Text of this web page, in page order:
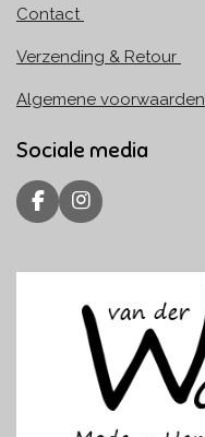
Contact
Verzending & Retour
Algemene voorwaarden
Sociale media
F
a
e
I
n
t
g
r
a
m